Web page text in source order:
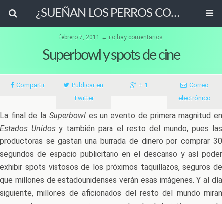
¿SUEÑAN LOS PERROS CON OVEJAS ELÉCTRICAS?
febrero 7, 2011 ↔ no hay comentarios
Superbowl y spots de cine
Compartir
Publicar en
Twitter
+ 1
Correo
electrónico
La final de la Superbowles un evento de primera magnitud en
Estados Unidos y también para el resto del mundo, pues las
productoras se gastan una burrada de dinero por comprar 30
segundos de espacio publicitario en el descanso y así poder
exhibir spots vistosos de los próximos taquillazos, seguros de
que millones de estadounidenses verán esas imágenes. Y al día
siguiente, millones de aficionados del resto del mundo miran